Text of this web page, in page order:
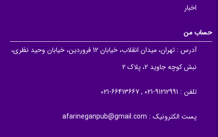
اخبار
حساب من
آدرس :
تهران، میدان انقلاب، خیابان 12 فروردین، خیابان وحید نظری،
نبش کوچه جاوید 2، پلاک 2
تلفن : 91212991-021 , 66413667-021
پست الکترونیک : afarineganpub@gmail.com